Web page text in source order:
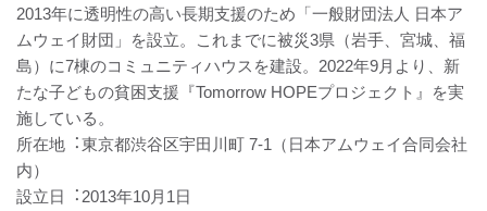
2013年に透明性の高い長期支援のため「一般財団法人 日本ア
ムウェイ財団」を設立。これまでに被災3県（岩手、宮城、福
島）に7棟のコミュニティハウスを建設。2022年9月より、新
たな子どもの貧困支援『Tomorrow HOPEプロジェクト』を実
施している。
所在地︓東京都渋⾕区宇田川町 7-1（日本アムウェイ合同会社
内）
設立日︓2013年10月1日